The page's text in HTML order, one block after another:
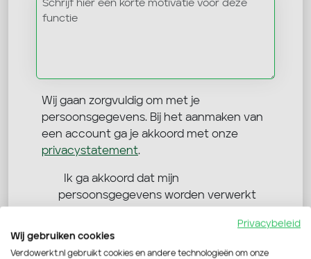
Wij gaan zorgvuldig om met je
persoonsgegevens. Bij het aanmaken van
een account ga je akkoord met onze
privacystatement.
Ik ga akkoord dat mijn
persoonsgegevens worden verwerkt
Privacybeleid
Wij gebruiken cookies
Verdowerkt.nl gebruikt cookies en andere technologieën om onze